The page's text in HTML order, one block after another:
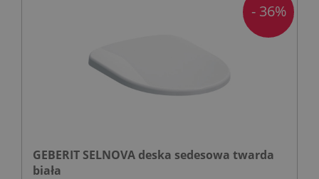
GEBERIT SELNOVA deska sedesowa twarda
biała
- 36%